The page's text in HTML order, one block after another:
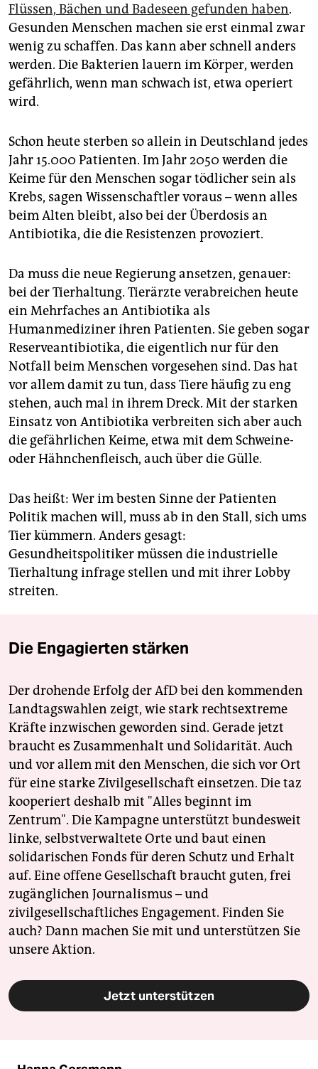
Flüssen, Bächen und Badeseen gefunden haben.
Gesunden Menschen machen sie erst einmal zwar
wenig zu schaffen. Das kann aber schnell anders
werden. Die Bakterien lauern im Körper, werden
gefährlich, wenn man schwach ist, etwa operiert
wird.
Schon heute sterben so allein in Deutschland jedes
Jahr 15.000 Patienten. Im Jahr 2050 werden die
Keime für den Menschen sogar tödlicher sein als
Krebs, sagen Wissenschaftler voraus – wenn alles
beim Alten bleibt, also bei der Überdosis an
Antibiotika, die die Resistenzen provoziert.
Da muss die neue Regierung ansetzen, genauer:
bei der Tierhaltung. Tierärzte verabreichen heute
ein Mehrfaches an Antibiotika als
Humanmediziner ihren Patienten. Sie geben sogar
Reserveantibiotika, die eigentlich nur für den
Notfall beim Menschen vorgesehen sind. Das hat
vor allem damit zu tun, dass Tiere häufig zu eng
stehen, auch mal in ihrem Dreck. Mit der starken
Einsatz von Antibiotika verbreiten sich aber auch
die gefährlichen Keime, etwa mit dem Schweine-
oder Hähnchenfleisch, auch über die Gülle.
Das heißt: Wer im besten Sinne der Patienten
Politik machen will, muss ab in den Stall, sich ums
Tier kümmern. Anders gesagt:
Gesundheitspolitiker müssen die industrielle
Tierhaltung infrage stellen und mit ihrer Lobby
streiten.
Die Engagierten stärken
Der drohende Erfolg der AfD bei den kommenden
Landtagswahlen zeigt, wie stark rechtsextreme
Kräfte inzwischen geworden sind. Gerade jetzt
braucht es Zusammenhalt und Solidarität. Auch
und vor allem mit den Menschen, die sich vor Ort
für eine starke Zivilgesellschaft einsetzen. Die taz
kooperiert deshalb mit "Alles beginnt im
Zentrum". Die Kampagne unterstützt bundesweit
linke, selbstverwaltete Orte und baut einen
solidarischen Fonds für deren Schutz und Erhalt
auf. Eine offene Gesellschaft braucht guten, frei
zugänglichen Journalismus – und
zivilgesellschaftliches Engagement. Finden Sie
auch? Dann machen Sie mit und unterstützen Sie
unsere Aktion.
Jetzt unterstützen